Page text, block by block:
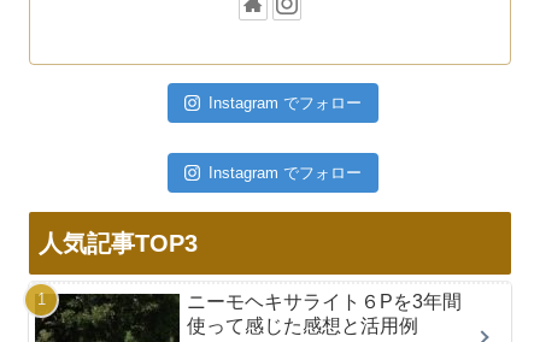
Instagram でフォロー
Instagram でフォロー
人気記事TOP3
ニーモヘキサライト６Pを3年間
使って感じた感想と活用例